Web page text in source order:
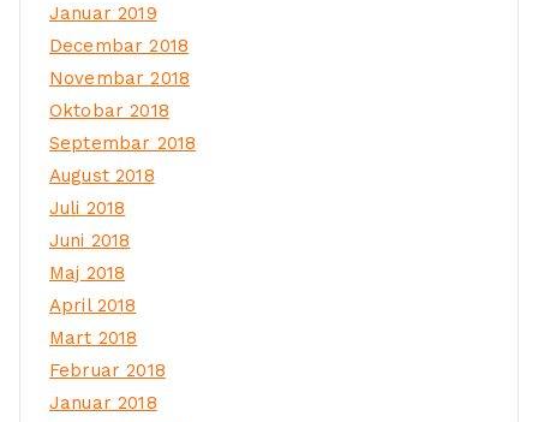
Januar 2019
Decembar 2018
Novembar 2018
Oktobar 2018
Septembar 2018
August 2018
Juli 2018
Juni 2018
Maj 2018
April 2018
Mart 2018
Februar 2018
Januar 2018